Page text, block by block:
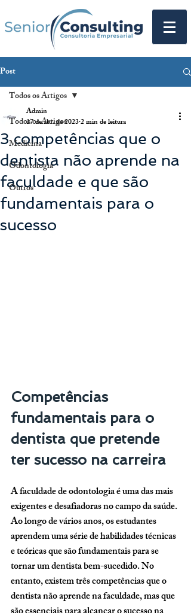
Post
Todos os Artigos
Medicina
Odontologia
Outros
Todos os Artigos
3 competências que o
dentista não aprende na
faculdade e que são
fundamentais para o
sucesso
Admin
17 de abr. de 20232 min de leitura
Competências
fundamentais para o
dentista que pretende
ter sucesso na carreira
A faculdade de odontologia é uma das mais
exigentes e desafiadoras no campo da saúde.
Ao longo de vários anos, os estudantes
aprendem uma série de habilidades técnicas
e teóricas que são fundamentais para se
tornar um dentista bem-sucedido. No
entanto, existem três competências que o
dentista não aprende na faculdade, mas que